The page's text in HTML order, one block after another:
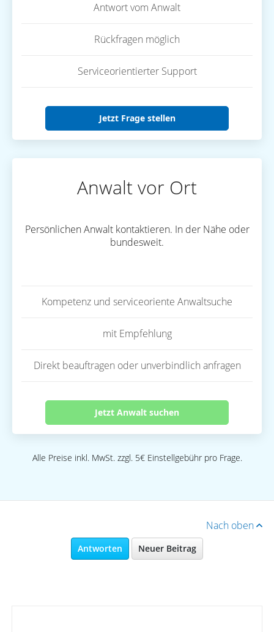
Antwort vom Anwalt
Rückfragen möglich
Serviceorientierter Support
Jetzt Frage stellen
Anwalt vor Ort
Persönlichen Anwalt kontaktieren. In der Nähe oder
bundesweit.
Kompetenz und serviceoriente Anwaltsuche
mit Empfehlung
Direkt beauftragen oder unverbindlich anfragen
Jetzt Anwalt suchen
Alle Preise inkl. MwSt. zzgl. 5€ Einstellgebühr pro Frage.
Nach oben
Antworten Neuer Beitrag